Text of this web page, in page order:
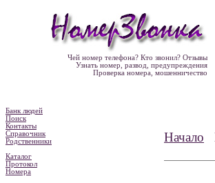
Чей номер телефона? Кто звонил? Отзывы
Узнать номер, развод, предупреждения
Проверка номера, мошенничество
Банк людей
Поиск
Контакты
Справочник
Родственники
Каталог
Протокол
Номера
Начало